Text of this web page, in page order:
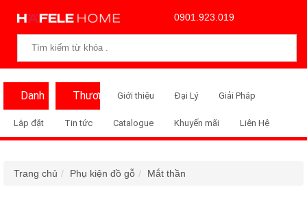
0901.923.019
Danh
Mục
Thương
Hiệu
Giới thiệu Đại Lý Giải Pháp
Lắp đặt Tin tức Catalogue Khuyến mãi Liên Hệ
Trang chủ Phụ kiện đồ gỗ Mắt thần